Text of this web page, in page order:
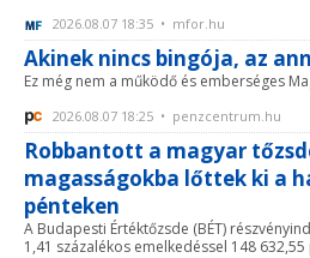
2026.08.07 18:35 • mfor.hu
Akinek nincs bingója, az
Ez még nem a működő és emberséges
2026.08.07 18:25 • penzcentrum.hu
Robbantott a magyar
magasságokba lőttek ki a
pénteken
A Budapesti Értéktőzsde (BÉT)
1,41 százalékos emelkedéssel 148